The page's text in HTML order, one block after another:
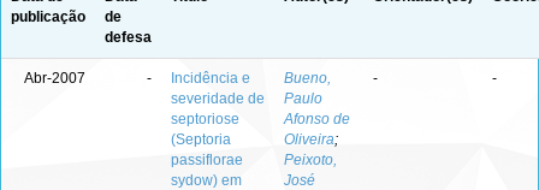
publicação
de
defesa
Abr-2007 -
Incidência e
severidade de
septoriose
(Septoria
passiflorae
sydow) em
Bueno,
Paulo
Afonso de
Oliveira;
Peixoto,
José
- -